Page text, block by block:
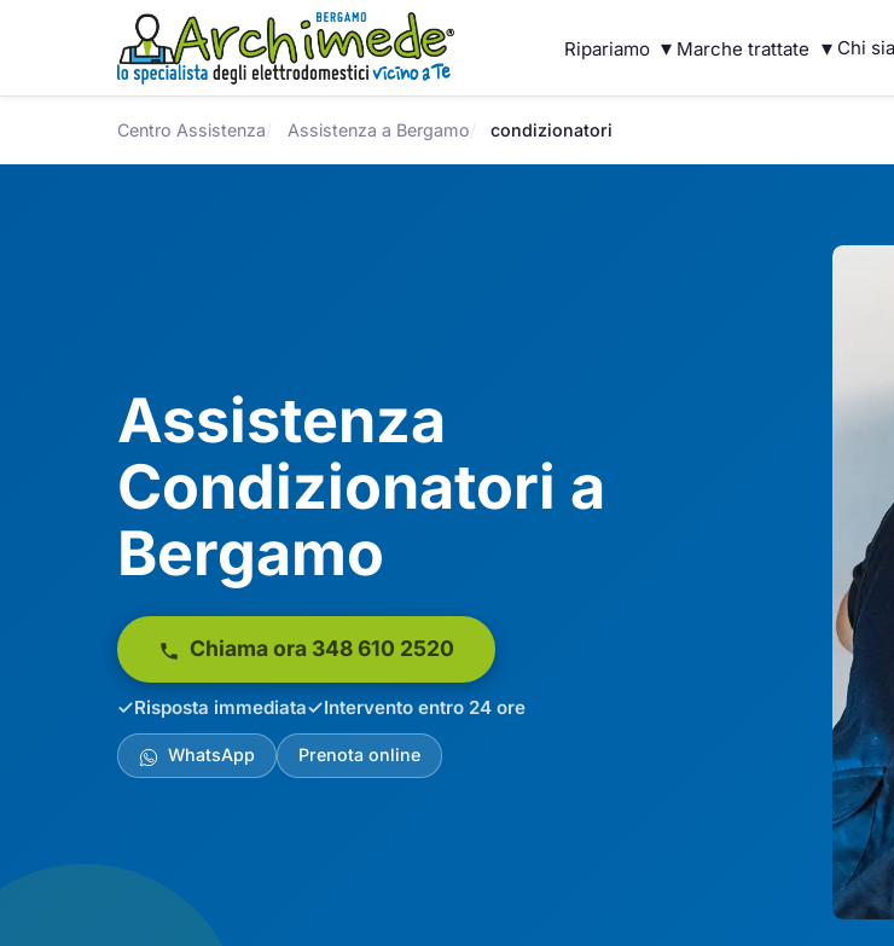
Ripariamo ▾ Marche trattate ▾ Chi
Centro Assistenza Assistenza a Bergamo condizionatori
Assistenza
Condizionatori a
Bergamo
Chiama ora 348 610 2520
Risposta immediata Intervento entro 24 ore
WhatsApp Prenota online